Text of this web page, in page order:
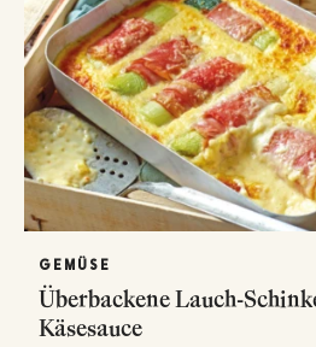
GEMÜSE
Überbackene Lauch-
Käsesauce